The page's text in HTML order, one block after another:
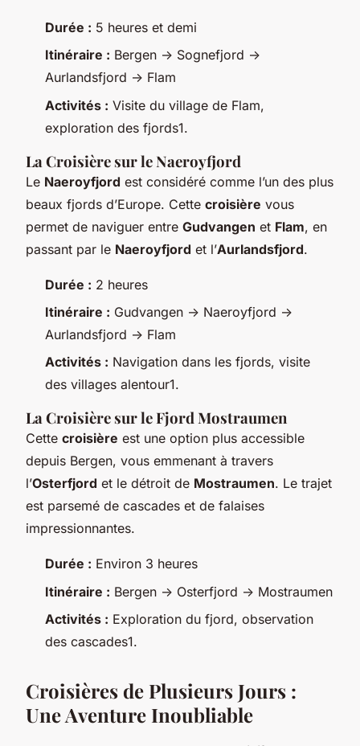
Durée : 5 heures et demi
Itinéraire : Bergen -> Sognefjord ->
Aurlandsfjord -> Flam
Activités : Visite du village de Flam,
exploration des fjords1.
La Croisière sur le Naeroyfjord
Le Naeroyfjord est considéré comme l’un des plus
beaux fjords d’Europe. Cette croisière vous
permet de naviguer entre Gudvangen et Flam, en
passant par le Naeroyfjord et l’Aurlandsfjord.
Durée : 2 heures
Itinéraire : Gudvangen -> Naeroyfjord ->
Aurlandsfjord -> Flam
Activités : Navigation dans les fjords, visite
des villages alentour1.
La Croisière sur le Fjord Mostraumen
Cette croisière est une option plus accessible
depuis Bergen, vous emmenant à travers
l’Osterfjord et le détroit de Mostraumen. Le trajet
est parsemé de cascades et de falaises
impressionnantes.
Durée : Environ 3 heures
Itinéraire : Bergen -> Osterfjord -> Mostraumen
Activités : Exploration du fjord, observation
des cascades1.
Croisières de Plusieurs Jours :
Une Aventure Inoubliable